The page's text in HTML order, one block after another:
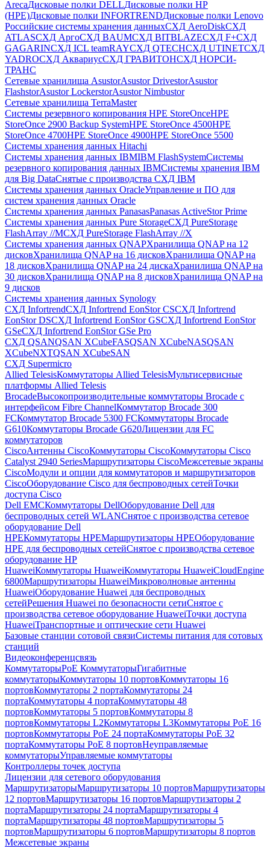
ArecaДисковые полки DELLДисковые полки HP
(HPE)Дисковые полки INFORTRENDДисковые полки Lenovo
Российские системы хранения данныхСХД AeroDiskСХД
ATLASСХД AргоСХД BAUMСХД BITBLAZEСХД F+СХД
GAGARINСХД ICL teamRAYСХД QTECHСХД UTINETСХД
YADROСХД АквариусСХД ГРАВИТОНСХД НОРСИ-
ТРАНС
Сетевые хранилища AsustorAsustor DrivestorAsustor
FlashstorAsustor LockerstorAsustor Nimbustor
Сетевые хранилища TerraMaster
Системы резервного копирования HPE StoreOnceHPE
StoreOnce 2900 Backup SystemHPE StoreOnce 4500HPE
StoreOnce 4700HPE StoreOnce 4900HPE StoreOnce 5500
Системы хранения данных Hitachi
Системы хранения данных IBMIBM FlashSystemСистемы
резервного копирования данных IBMСистемы хранения IBM
для Big DataСнятые с производства СХД IBM
Системы хранения данных OracleУправление и ПО для
систем хранения данных Oracle
Системы хранения данных PanasasPanasas ActiveStor Prime
Системы хранения данных Pure StorageСХД PureStorage
FlashArray //MСХД PureStorage FlashArray //X
Системы хранения данных QNAPХранилища QNAP на 12
дисковХранилища QNAP на 16 дисковХранилища QNAP на
18 дисковХранилища QNAP на 24 дискаХранилища QNAP на
30 дисковХранилища QNAP на 8 дисковХранилища QNAP на
9 дисков
Системы хранения данных Synology
СХД InfortrendСХД Infortrend EonStor CSСХД Infortrend
EonStor DSСХД Infortrend EonStor GSСХД Infortrend EonStor
GSeСХД Infortrend EonStor GSe Pro
СХД QSANQSAN XCubeFASQSAN XCubeNASQSAN
XCubeNXTQSAN XCubeSAN
СХД Supermicro
Allied TelesisКоммутаторы Allied TelesisМультисервисные
платформы Allied Telesis
BrocadeВысокопроизводительные коммутаторы Brocade с
интерфейсом Fibre ChannelКоммутатор Brocade 300
FCКоммутатор Brocade 5300 FCКоммутаторы Brocade
G610Коммутаторы Brocade G620Лицензии для FC
коммутаторов
CiscoАнтенны CiscoКоммутаторы CiscoКоммутаторы Cisco
Catalyst 2940 SeriesМаршрутизаторы CiscoМежсетевые экраны
CiscoМодули и опции для коммутаторов и маршрутизаторов
CiscoОборудование Cisco для беспроводных сетейТочки
доступа Cisco
Dell EMCКоммутаторы DellОборудование Dell для
беспроводных сетей WLANСнятое с производства сетевое
оборудование Dell
HPEКоммутаторы HPEМаршрутизаторы HPEОборудование
HPE для беспроводных сетейСнятое с производства сетевое
оборудование HP
HuaweiКоммутаторы HuaweiКоммутаторы HuaweiCloudEngine
6800Маршрутизаторы HuaweiМикроволновые антенны
HuaweiОборудование Huawei для беспроводных
сетейРешения Huawei по безопасности сетиСнятое с
производства сетевое оборудование HuaweiТочки доступа
HuaweiТранспортные и оптические сети Huawei
Базовые станции сотовой связиСистемы питания для сотовых
станций
Видеоконференцсвязь
КоммутаторыPoE КоммутаторыГигабитные
коммутаторыКоммутаторы 10 портовКоммутаторы 16
портовКоммутаторы 2 портаКоммутаторы 24
портаКоммутаторы 4 портаКоммутаторы 48
портовКоммутаторы 5 портовКоммутаторы 8
портовКоммутаторы L2Коммутаторы L3Коммутаторы PoE 16
портовКоммутаторы PoE 24 портаКоммутаторы PoE 32
портаКоммутаторы PoE 8 портовНеуправляемые
коммутаторыУправляемые коммутаторы
Контроллеры точек доступа
Лицензии для сетевого оборудования
МаршрутизаторыМаршрутизаторы 10 портовМаршрутизаторы
12 портовМаршрутизаторы 16 портовМаршрутизаторы 2
портаМаршрутизаторы 24 портаМаршрутизаторы 4
портаМаршрутизаторы 48 портовМаршрутизаторы 5
портовМаршрутизаторы 6 портовМаршрутизаторы 8 портов
Межсетевые экраны